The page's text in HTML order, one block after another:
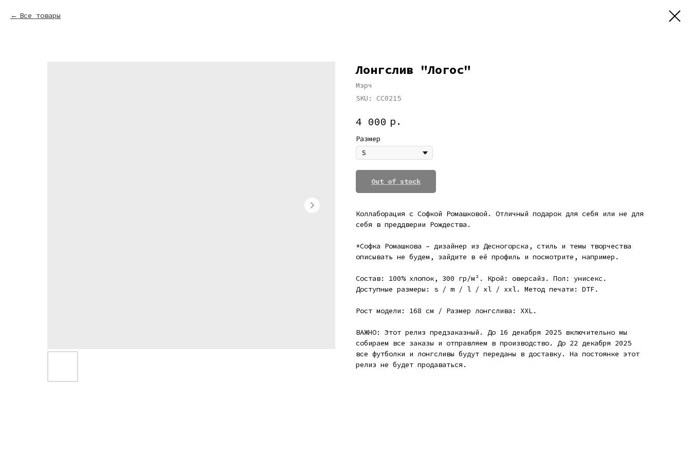
Все товары
Лонгслив "Логос"
Мэрч
SKU: СС0215
4 000 р.
Размер
Out of stock
Коллаборация с Софкой Ромашковой. Отличный подарок для себя или не для
себя в преддверии Рождества.
*Софка Ромашкова – дизайнер из Десногорска, стиль и темы творчества
описывать не будем, зайдите в её профиль и посмотрите, например.
Состав: 100% хлопок, 300 гр/м². Крой: оверсайз. Пол: унисекс.
Доступные размеры: s / m / l / xl / xxl. Метод печати: DTF.
Рост модели: 168 см / Размер лонгслива: XXL.
ВАЖНО: Этот релиз предзаказный. До 16 декабря 2025 включительно мы
собираем все заказы и отправляем в производство. До 22 декабря 2025
все футболки и лонгсливы будут переданы в доставку. На постоянке этот
релиз не будет продаваться.